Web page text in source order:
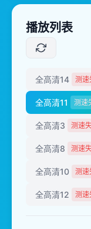
播放列表
全高清14 测速
全高清11 测速
全高清3 测速
全高清8 测速
全高清10 测速
全高清12 测速